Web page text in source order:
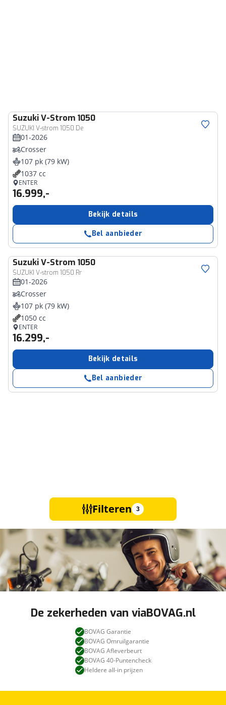
SuzukiV-Strom 1050
SUZUKI V-strom 1050 De
01-2026
Crosser
107 pk (79 kW)
1037 cc
ENTER
16.999,-
Bekijk details
Bel aanbieder
SuzukiV-Strom 1050
SUZUKI V-strom 1050 Rr
01-2026
Crosser
107 pk (79 kW)
1050 cc
ENTER
16.299,-
Bekijk details
Bel aanbieder
Filteren 3
De zekerheden van viaBOVAG.nl
BOVAG Garantie
BOVAG Omruilgarantie
BOVAG Afleverbeurt
BOVAG 40-Puntencheck
Heldere all-in prijzen